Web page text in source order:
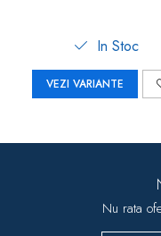
In Stoc
VEZI VARIANTE
Nu rata